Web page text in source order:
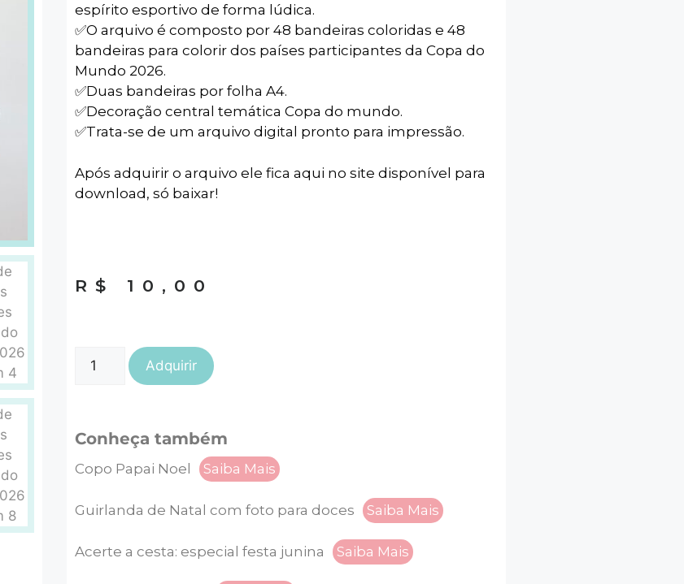
espírito esportivo de forma lúdica.
✅️O arquivo é composto por 48 bandeiras coloridas e 48
bandeiras para colorir dos países participantes da Copa do
Mundo 2026.
✅️Duas bandeiras por folha A4.
✅️Decoração central temática Copa do mundo.
✅️Trata-se de um arquivo digital pronto para impressão.
Após adquirir o arquivo ele fica aqui no site disponível para
download, só baixar!
R$ 10,00
Adquirir
Conheça também
Copo Papai Noel Saiba Mais
Guirlanda de Natal com foto para doces Saiba Mais
Acerte a cesta: especial festa junina Saiba Mais